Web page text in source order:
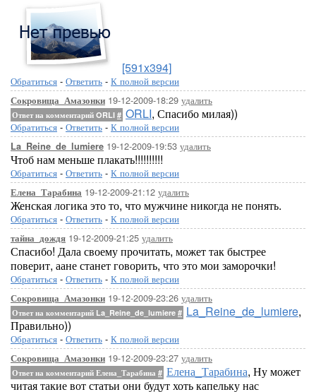
[591x394]
Обратиться - Ответить - К полной версии
Сокровища_Амазонки 19-12-2009-18:29 удалить
Ответ на комментарий ORLI # ORLI, Спасибо милая))
Обратиться - Ответить - К полной версии
La_Reine_de_lumiere 19-12-2009-19:53 удалить
Чтоб нам меньше плакать!!!!!!!!!!
Обратиться - Ответить - К полной версии
Елена_Тарабина 19-12-2009-21:12 удалить
Женская логика это то, что мужчине никогда не понять.
Обратиться - Ответить - К полной версии
тайна_дождя 19-12-2009-21:25 удалить
Спасибо! Дала своему прочитать, может так быстрее
поверит, аане станет говорить, что это мои заморочки!
Обратиться - Ответить - К полной версии
Сокровища_Амазонки 19-12-2009-23:26 удалить
Ответ на комментарий La_Reine_de_lumiere # La_Reine_de_lumiere,
Правильно))
Обратиться - Ответить - К полной версии
Сокровища_Амазонки 19-12-2009-23:27 удалить
Ответ на комментарий Елена_Тарабина # Елена_Тарабина, Ну может
читая такие вот статьи они будут хоть капельку нас